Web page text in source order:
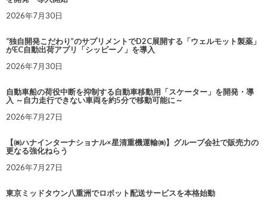
2026年7月30日
“独自開発こだわり”のサプリメントでD2C展開する「ウェルモット製薬」
がEC自動出荷アプリ「シッピーノ」を導入
2026年7月30日
自動車船の荷役中断を抑制する自動車移動用「スケーター」を開発・導
入 ～自力走行できない車両を約5分で移動可能に～
2026年7月27日
【㈱ハナインターナショナル×星清重機運輸㈱】グループ会社で販売力の
更なる強化ねらう
2026年7月27日
東京ミッドタウン八重洲でロボット配送サービスを本格始動